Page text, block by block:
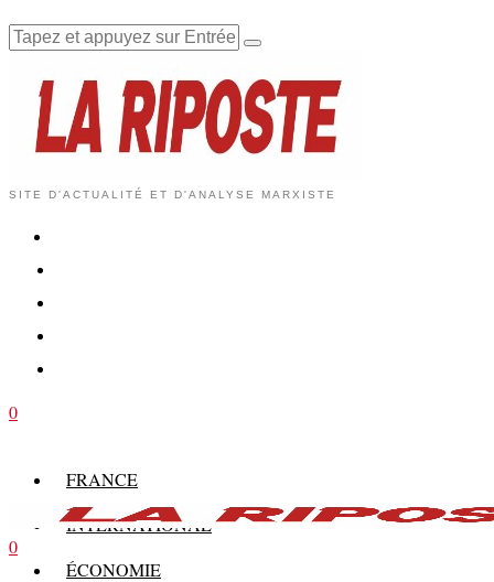
SITE D'ACTUALITÉ ET D'ANALYSE MARXISTE
0
FRANCE
INTERNATIONAL
ÉCONOMIE
0